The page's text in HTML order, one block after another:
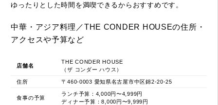
ゆったりとした時間を満喫できるからおすすめです。
中華・アジア料理／THE CONDER HOUSEの住所・
アクセスや予算など
店舗名
THE CONDER HOUSE
（ザ コンダー ハウス）
住所 〒460-0003 愛知県名古屋市中区錦2-20-25
食事の予算
ランチ予算：4,000円〜4,999円
ディナー予算：8,000円〜9,999円